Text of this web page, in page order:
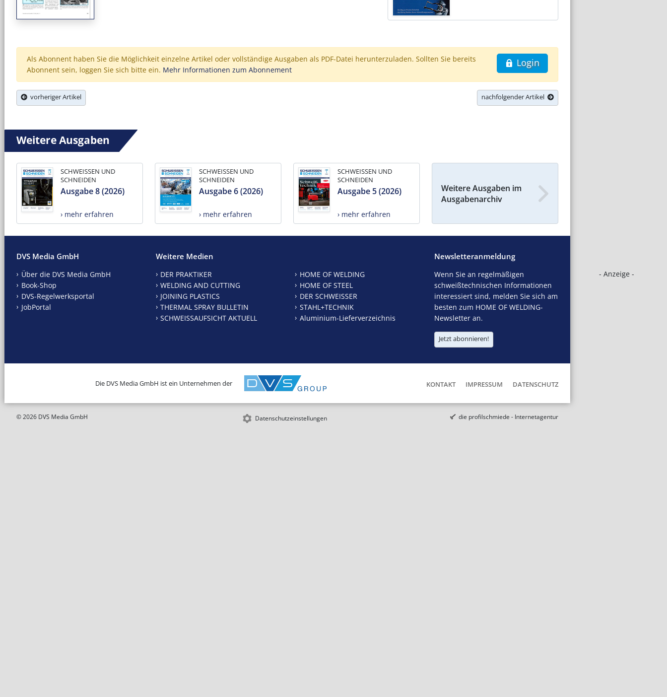
- Anzeige -
Login
Als Abonnent haben Sie die Möglichkeit einzelne Artikel oder vollständige Ausgaben als PDF-Datei herunterzuladen. Sollten Sie bereits
Abonnent sein, loggen Sie sich bitte ein. Mehr Informationen zum Abonnement
vorheriger Artikel nachfolgender Artikel
Weitere Ausgaben
SCHWEISSEN UND
SCHNEIDEN
Ausgabe 8 (2026)
› mehr erfahren
SCHWEISSEN UND
SCHNEIDEN
Ausgabe 6 (2026)
› mehr erfahren
SCHWEISSEN UND
SCHNEIDEN
Ausgabe 5 (2026)
› mehr erfahren
Weitere Ausgaben im
Ausgabenarchiv
DVS Media GmbH
Über die DVS Media GmbH
Book-Shop
DVS-Regelwerksportal
JobPortal
Weitere Medien
DER PRAKTIKER
WELDING AND CUTTING
JOINING PLASTICS
THERMAL SPRAY BULLETIN
SCHWEISSAUFSICHT AKTUELL
HOME OF WELDING
HOME OF STEEL
DER SCHWEISSER
STAHL+TECHNIK
Aluminium-Lieferverzeichnis
Newsletteranmeldung
Wenn Sie an regelmäßigen
schweißtechnischen Informationen
interessiert sind, melden Sie sich am
besten zum HOME OF WELDING-
Newsletter an.
Jetzt abonnieren!
Die DVS Media GmbH ist ein Unternehmen der KONTAKT IMPRESSUM DATENSCHUTZ
© 2026 DVS Media GmbH Datenschutzeinstellungen die profilschmiede - Internetagentur